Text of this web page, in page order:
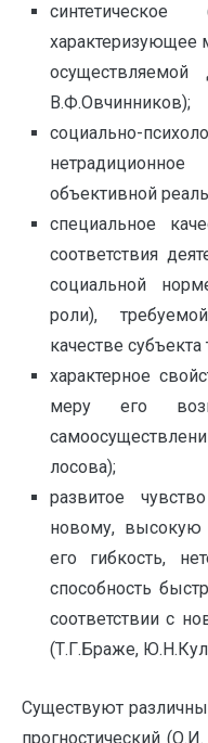
синтетическое
характеризующее
осуществляемой
В.Ф.Овчинников);
социально-
объективной
специальное
соответствия
социальной
роли),
качестве
характерное
меру его
лосова);
развитое
новому, высокую
его гибкость,
способность
соответствии с
(Т.Г.Браже,
Существуют
прогностический